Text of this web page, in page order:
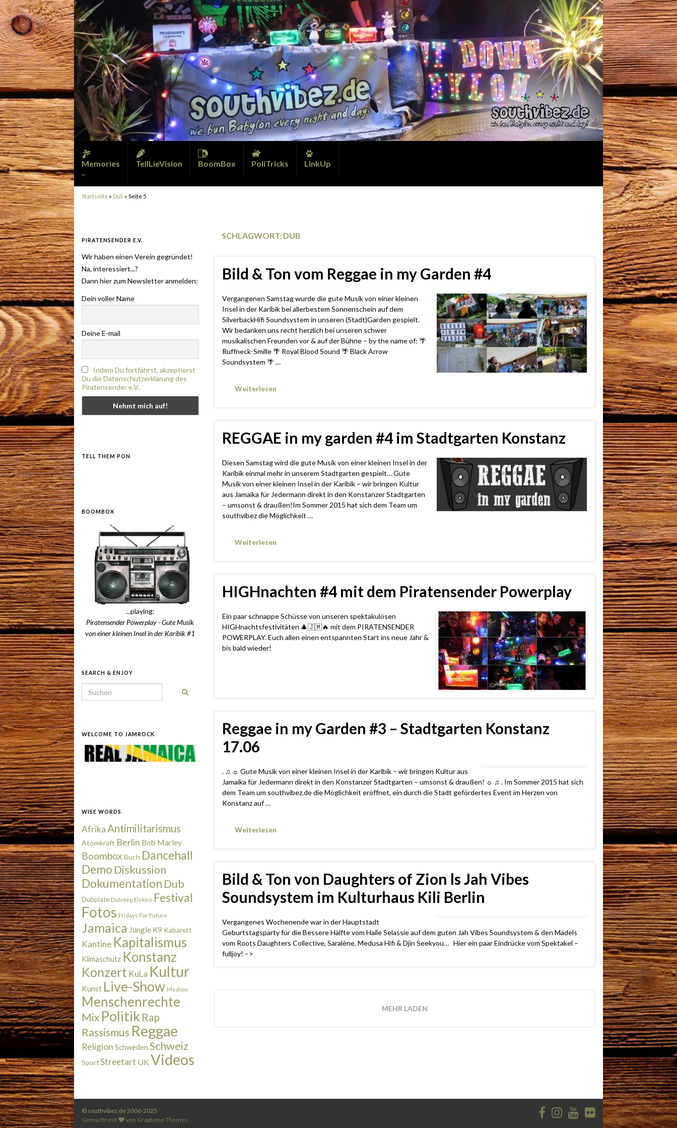
Memories TellLieVision BoomBox PoliTricks LinkUp
Startseite » Dub » Seite 5
SCHLAGWORT: DUB
Bild & Ton vom Reggae in my Garden #4
Vergangenen Samstag wurde die gute Musik von einer kleinen
Insel in der Karibik bei allerbestem Sonnenschein auf dem
SilverbackHifi Soundsystem in unseren (Stadt)Garden gespielt.
Wir bedanken uns recht herzlich bei unseren schwer
musikalischen Freunden vor & auf der Bühne – by the name of: 🌴
Ruffneck-Smille 🌴 Royal Blood Sound 🌴 Black Arrow
Soundsystem 🌴 …
Weiterlesen
REGGAE in my garden #4 im Stadtgarten Konstanz
Diesen Samstag wird die gute Musik von einer kleinen Insel in der
Karibik einmal mehr in unserem Stadtgarten gespielt… Gute
Musik von einer kleinen Insel in der Karibik – wir bringen Kultur
aus Jamaika für Jedermann direkt in den Konstanzer Stadtgarten
– umsonst & draußen!Im Sommer 2015 hat sich dem Team um
southvibez die Möglichkeit …
Weiterlesen
HIGHnachten #4 mit dem Piratensender Powerplay
Ein paar schnappe Schüsse von unseren spektakulösen
HIGHnachtsfestivitäten 🎄🇯🇲🔥 mit dem PIRATENSENDER
POWERPLAY. Euch allen einen entspannten Start ins neue Jahr &
bis bald wieder!
Reggae in my Garden #3 – Stadtgarten Konstanz
17.06
. ♫ ☼ Gute Musik von einer kleinen Insel in der Karibik – wir bringen Kultur aus
Jamaika für Jedermann direkt in den Konstanzer Stadtgarten – umsonst & draußen! ☼ ♫ . Im Sommer 2015 hat sich
dem Team um southvibez.de die Möglichkeit eröffnet, ein durch die Stadt gefördertes Event im Herzen von
Konstanz auf …
Weiterlesen
Bild & Ton von Daughters of Zion ls Jah Vibes
Soundsystem im Kulturhaus Kili Berlin
Vergangenes Wochenende war in der Hauptstadt
Geburtstagsparty für die Bessere Hälfte vom Haile Selassie auf dem guten Jah Vibes Soundsystem & den Mädels
vom Roots Daughters Collective, Saralène, Medusa Hifi & Djin Seekyou… Hier ein paar Eindrücke vom Spektakel –
fulljoy! –>
MEHR LADEN
PIRATENSENDER E.V.
Wir haben einen Verein gegründet!
Na, interessiert...?
Dann hier zum Newsletter anmelden:
Dein voller Name
Deine E-mail
Indem Du fortfährst, akzeptierst
Du die Datenschutzerklärung des
Piratensender e.V.
TELL THEM PON
BOOMBOX
...playing:
Piratensender Powerplay - Gute Musik
von einer kleinen Insel in der Karibik #1
SEARCH & ENJOY
Search for:
WELCOME TO JAMROCK
WISE WORDS
AfrikaAntimilitarismus
Atomkraft Berlin Bob Marley
Boombox Buch Dancehall
Demo Diskussion
Dokumentation Dub
Dubplate Dubstep Elektro Festival
Fotos Fridays For Future
Jamaica Jungle K9 Kabarett
Kantine Kapitalismus
Klimaschutz Konstanz
Konzert KuLa Kultur
Kunst Live-Show Medien
Menschenrechte
Mix Politik Rap
Rassismus Reggae
Religion Schweden Schweiz
SportStreetart UKVideos
© southvibez.de 2006-2025
Gemacht mit
von Graphene Themes.